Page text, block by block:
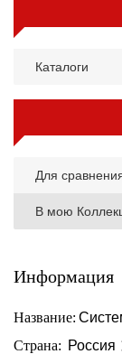
Каталоги
Для
В мою
Информация
Название:
Страна: Россия